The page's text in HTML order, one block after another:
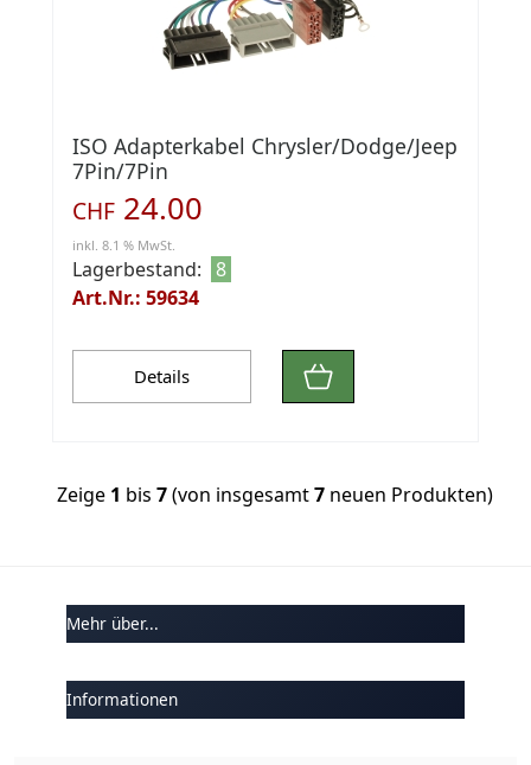
ISO Adapterkabel Chrysler/Dodge/Jeep
7Pin/7Pin
CHF 24.00
inkl. 8.1 % MwSt.
Lagerbestand:
8
Art.Nr.: 59634
Details
Zeige 1 bis 7(von insgesamt7 neuen Produkten)
Mehr über...
Informationen